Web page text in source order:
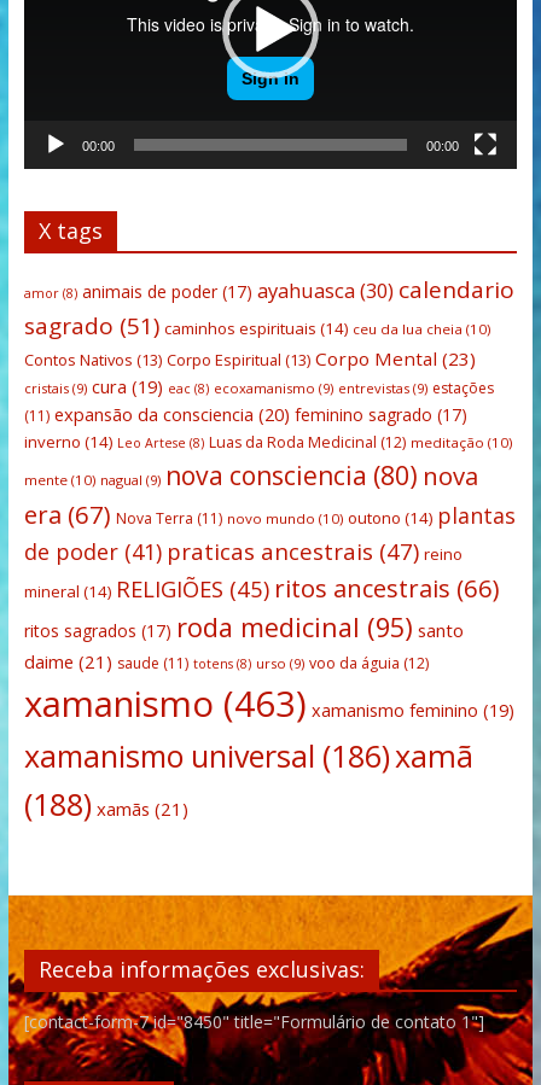
00:00 00:00
X tags
amor(8) animais de poder(17) ayahuasca(30) calendario
sagrado (51) caminhos espirituais (14) ceu da lua cheia (10)
Contos Nativos (13) Corpo Espiritual (13) Corpo Mental (23)
cristais(9) cura (19) eac(8) ecoxamanismo (9) entrevistas(9) estações
(11) expansão da consciencia (20) feminino sagrado (17)
inverno (14) Leo Artese (8) Luas da Roda Medicinal (12) meditação (10)
mente(10) nagual (9) nova consciencia (80) nova
era (67) Nova Terra (11) novo mundo (10) outono (14) plantas
de poder(41) praticas ancestrais (47) reino
mineral (14) RELIGIÕES (45) ritos ancestrais (66)
ritos sagrados (17) roda medicinal (95) santo
daime (21) saude (11) totens(8) urso (9) voo da águia (12)
xamanismo (463) xamanismo feminino (19)
xamanismo universal (186)xamã
(188) xamãs (21)
Receba informações exclusivas:
[contact-form-7 id="8450" title="Formulário de contato 1"]